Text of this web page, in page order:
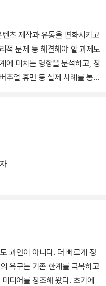
츠 제작과 유통을 변화시키고
적 문제 등 해결해야 할 과제도
에 미치는 영향을 분석하고, 창
추얼 휴먼 등 실제 사례를 통해
과언이 아니다. 더 빠르게 정
욕구는 기존 한계를 극복하고
디어를 창조해 왔다. 초기에